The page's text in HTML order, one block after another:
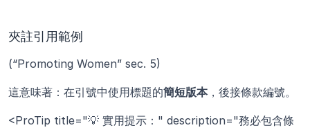
夾註引用範例
(“Promoting Women” sec. 5)
這意味著：在引號中使用標題的簡短版本，後接條款編號。
<ProTip title="💡 實用提示：" description="務必包含條